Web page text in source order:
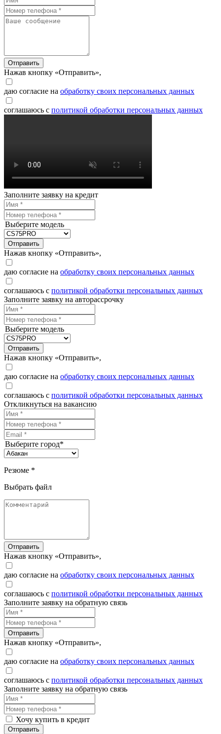
Отправить
Нажав кнопку «Отправить»,
даю согласие на обработку своих персональных данных
соглашаюсь с политикой обработки персональных данных
Заполните заявку на кредит
Выберите модель
Отправить
Нажав кнопку «Отправить»,
даю согласие на обработку своих персональных данных
соглашаюсь с политикой обработки персональных данных
Заполните заявку на авторассрочку
Выберите модель
Отправить
Нажав кнопку «Отправить»,
даю согласие на обработку своих персональных данных
соглашаюсь с политикой обработки персональных данных
Откликнуться на вакансию
Выберите город*
Резюме *
Выбрать файл
Отправить
Нажав кнопку «Отправить»,
даю согласие на обработку своих персональных данных
соглашаюсь с политикой обработки персональных данных
Заполните заявку на обратную связь
Отправить
Нажав кнопку «Отправить»,
даю согласие на обработку своих персональных данных
соглашаюсь с политикой обработки персональных данных
Заполните заявку на обратную связь
Хочу купить в кредит
Отправить